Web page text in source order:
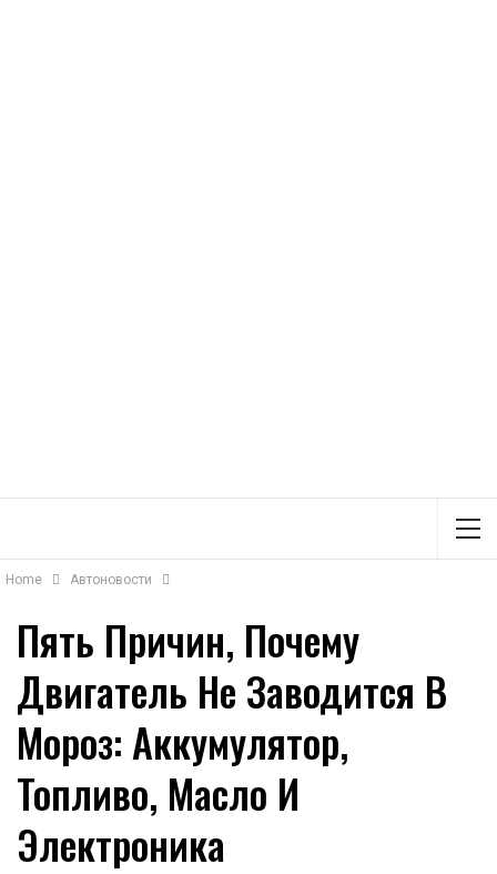
Home Автоновости
Пять Причин, Почему
Двигатель Не Заводится В
Мороз: Аккумулятор,
Топливо, Масло И
Электроника